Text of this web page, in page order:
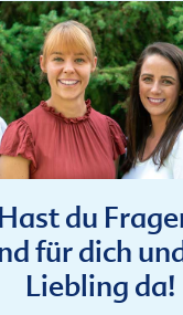
Hast du
für dich
Liebling da!